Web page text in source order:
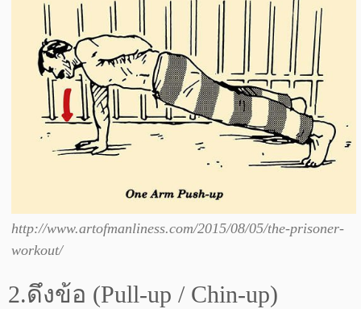
http://www.artofmanliness.com/2015/08/05/the-prisoner-
workout/
2.ดึงข้อ (Pull-up / Chin-up)